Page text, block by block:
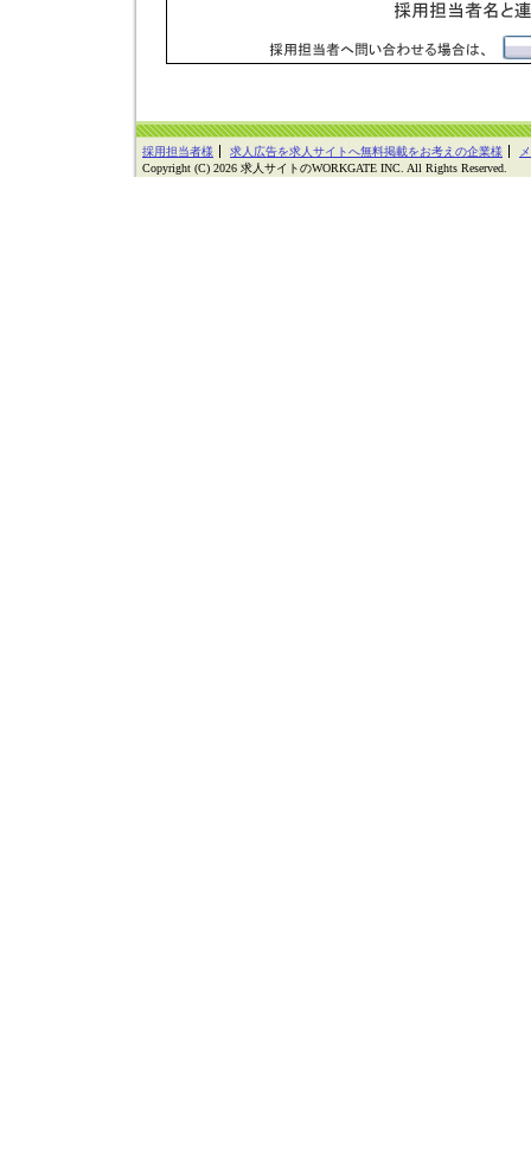
採用担当者様 求人広告を求人サイトへ無料掲載をお考えの企業様
Copyright (C) 2026 求人サイトのWORKGATE INC. All Rights Reserved.